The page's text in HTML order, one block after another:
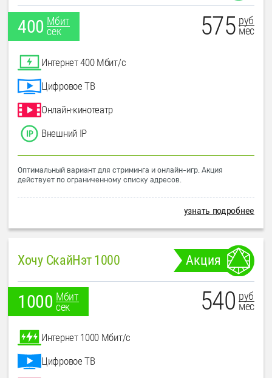
400 Мбит
сек
575 руб
мес
Интернет 400 Мбит/с
Цифровое ТВ
Онлайн-кинотеатр
Внешний IP
Оптимальный вариант для стриминга и онлайн-игр. Акция
действует по ограниченному списку адресов.
узнать подробнее
Хочу СкайНэт 1000 Акция
1000 Мбит
сек
540 руб
мес
Интернет 1000 Мбит/с
Цифровое ТВ